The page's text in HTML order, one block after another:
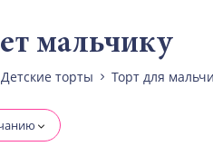
мальчику
Детские торты Торт для